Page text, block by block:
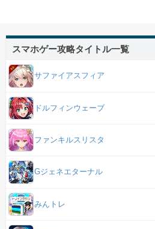
スマホゲー攻略タイトル一覧
サファイアスフィア
ドルフィンウェーブ
ファンキルスリスタ
Gジェネエターナル
みんトレ